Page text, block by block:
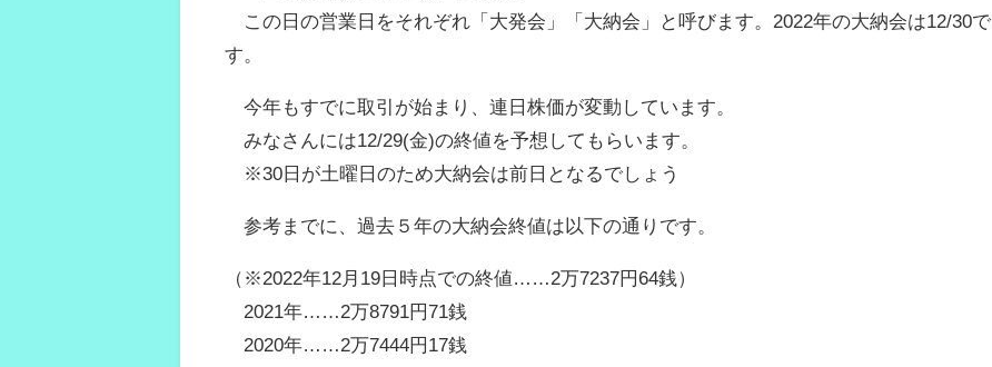
この日の営業日をそれぞれ「大発会」「大納会」と呼びます。2022年の大納会は12/30で
す。
今年もすでに取引が始まり、連日株価が変動しています。
みなさんには12/29(金)の終値を予想してもらいます。
※30日が土曜日のため大納会は前日となるでしょう
参考までに、過去５年の大納会終値は以下の通りです。
（※2022年12月19日時点での終値……2万7237円64銭）
2021年……2万8791円71銭
2020年……2万7444円17銭